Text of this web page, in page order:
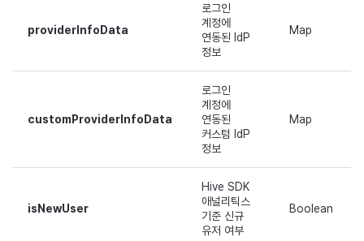
providerInfoData
로그인
계정에
연동된 IdP
정보
Map
customProviderInfoData
로그인
계정에
연동된
커스텀 IdP
정보
Map
isNewUser
Hive SDK
애널리틱스
기준 신규
유저 여부
Boolean